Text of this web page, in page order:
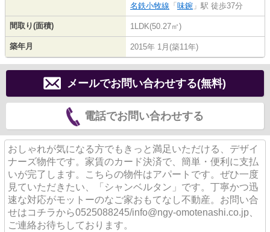
名鉄小牧線 「 味鋺 」駅 徒歩37分
間取り(面積) 1LDK(50.27㎡)
築年月 2015年 1月(築11年)
メールでお問い合わせする(無料)
電話でお問い合わせする
おしゃれが気になる方でもきっと満足いただける、デザイ
ナーズ物件です。家賃のカード決済で、簡単・便利に支払
いが完了します。こちらの物件はアパートです。ぜひ一度
見ていただきたい、「シャンベルタン」です。丁寧かつ迅
速な対応がモットーのなご家おもてなし不動産。お問い合
せはコチラから0525088245/info@ngy-omotenashi.co.jp、
ご連絡お待ちしております。